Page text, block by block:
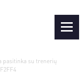
pasitinka su trenerių